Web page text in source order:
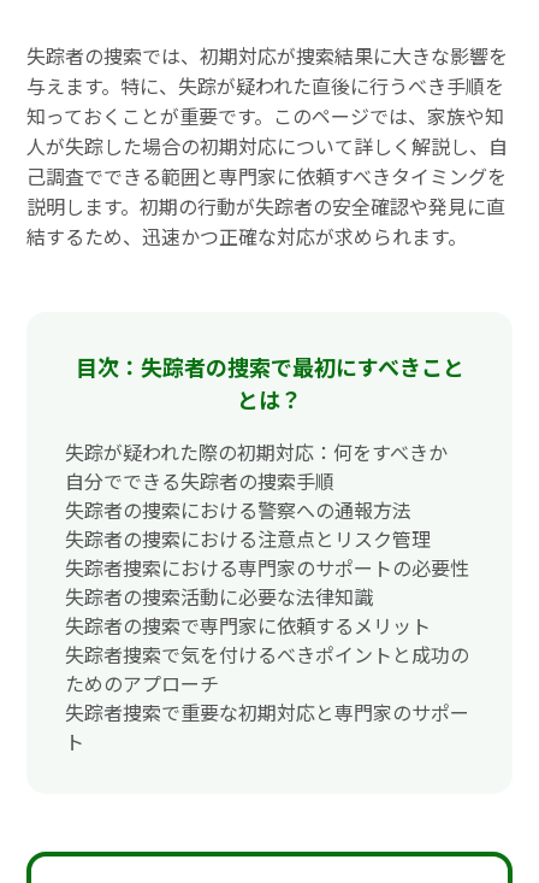
失踪者の捜索では、初期対応が捜索結果に大きな影響を
与えます。特に、失踪が疑われた直後に行うべき手順を
知っておくことが重要です。このページでは、家族や知
人が失踪した場合の初期対応について詳しく解説し、自
己調査でできる範囲と専門家に依頼すべきタイミングを
説明します。初期の行動が失踪者の安全確認や発見に直
結するため、迅速かつ正確な対応が求められます。
目次：失踪者の捜索で最初にすべきこと
とは？
失踪が疑われた際の初期対応：何をすべきか
自分でできる失踪者の捜索手順
失踪者の捜索における警察への通報方法
失踪者の捜索における注意点とリスク管理
失踪者捜索における専門家のサポートの必要性
失踪者の捜索活動に必要な法律知識
失踪者の捜索で専門家に依頼するメリット
失踪者捜索で気を付けるべきポイントと成功の
ためのアプローチ
失踪者捜索で重要な初期対応と専門家のサポー
ト